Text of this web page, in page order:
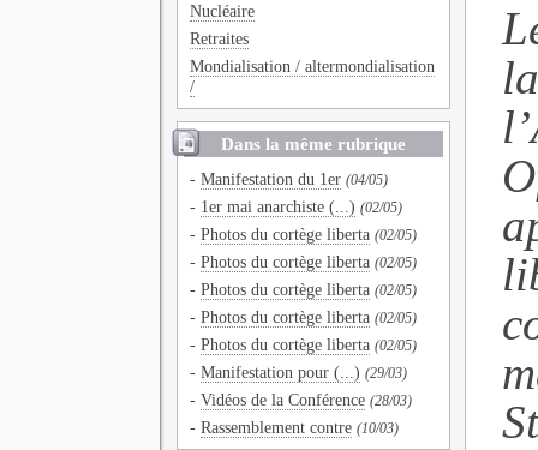
Nucléaire
Retraites
Mondialisation / altermondialisation
/
Dans la même rubrique
-Manifestation du 1er (04/05)
- 1er mai anarchiste (...) (02/05)
-Photos du cortège liberta (02/05)
-Photos du cortège liberta (02/05)
-Photos du cortège liberta (02/05)
-Photos du cortège liberta (02/05)
-Photos du cortège liberta (02/05)
-Manifestation pour (...) (29/03)
-Vidéos de la Conférence (28/03)
-Rassemblement contre (10/03)